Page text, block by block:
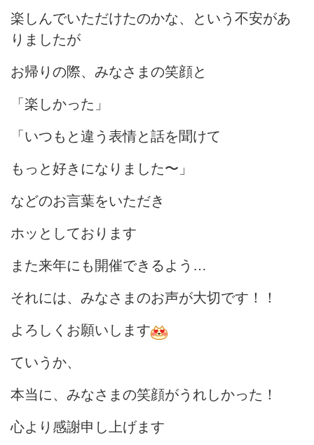
楽しんでいただけたのかな、という不安があ
りましたが
お帰りの際、みなさまの笑顔と
「楽しかった」
「いつもと違う表情と話を聞けて
もっと好きになりました〜」
などのお言葉をいただき
ホッとしております
また来年にも開催できるよう…
それには、みなさまのお声が大切です！！
よろしくお願いします
ていうか、
本当に、みなさまの笑顔がうれしかった！
心より感謝申し上げます